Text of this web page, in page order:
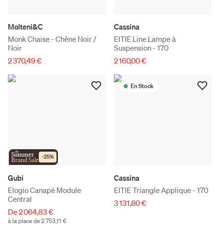
Molteni&C
Monk Chaise - Chêne Noir /
Noir
2 370,49 €
Cassina
EITIE Line Lampe à
Suspension - 170
2 160,00 €
the
Summer
Brand Sale -25%
Gubi
Elogio Canapé Module
Central
De 2 064,83 €
à la place de 2 753,11 €
En Stock
Cassina
EITIE Triangle Applique - 170
3 131,80 €